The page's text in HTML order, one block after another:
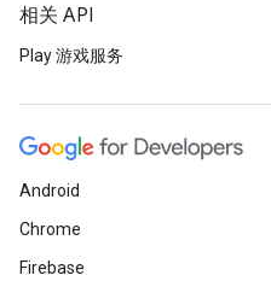
相关 API
Play 游戏服务
Android
Chrome
Firebase